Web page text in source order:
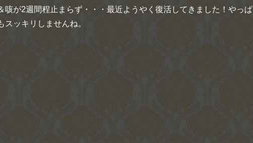
咳が2週間程止まらず・・・最近ようやく復活してきました！やっぱ
スッキリしませんね。